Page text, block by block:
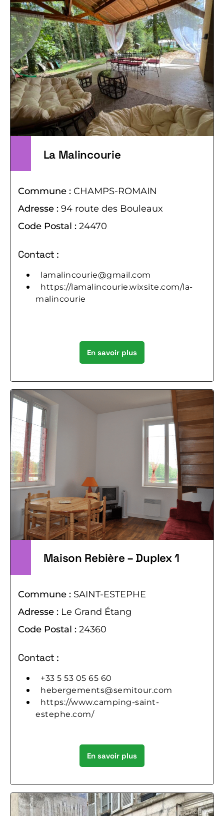
La Malincourie
Commune : CHAMPS-ROMAIN
Adresse : 94 route des Bouleaux
Code Postal : 24470
Contact :
lamalincourie@gmail.com
https://lamalincourie.wixsite.com/la-
malincourie
En savoir plus
Maison Rebière – Duplex 1
Commune : SAINT-ESTEPHE
Adresse : Le Grand Étang
Code Postal : 24360
Contact :
+33 5 53 05 65 60
hebergements@semitour.com
https://www.camping-saint-
estephe.com/
En savoir plus